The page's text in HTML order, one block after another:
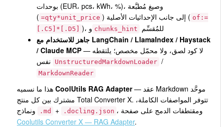
بوحدات (EUR، pcs، kWh، %)، وصيغ مُطبَّعة
( =qty*unit_price ) إلى جانب الإحداثيات الأصلية ( of:=
[.C5]*[.D5]
)، و chunks_hint
للمُقسِّم
جاهز للاستخدام مع LangChain / LlamaIndex / Haystack
/ Claude MCP — لا كود لصق، ولا محمّل مخصص؛ يلتقطه
UnstructuredMarkdownLoader /
MarkdownReader
هذا ما نسميهCoolUtils RAG Adapter— عقد Markdown موحَّد
مشترك بين كل منتج Total Converter X. تتوفر المواصفات الكاملة،
.md + .docling.json
، ومقتطفات الدمج على صفحة
Coolutils Converter X — RAG Adapter.